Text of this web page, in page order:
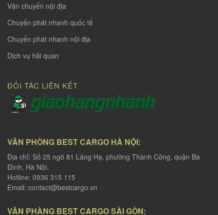
Vận chuyển nội địa
Chuyển phát nhanh quốc tế
Chuyển phát nhanh nội địa
Dịch vụ hải quan
ĐỐI TÁC LIÊN KẾT
VĂN PHÒNG BEST CARGO HÀ NỘI:
Địa chỉ: Số 25 ngõ 81 Láng Hạ, phường Thành Công, quận Ba
Đình, Hà Nội.
Hotline: 0936 315 115
Email: contact@bestcargo.vn
VĂN PHÀNG BEST CARGO SÀI GÒN: